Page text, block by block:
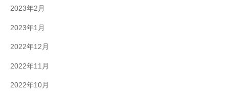
2023年2月
2023年1月
2022年12月
2022年11月
2022年10月